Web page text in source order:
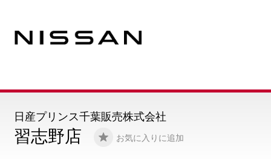
習志野店 お気に入りに追加
日産プリンス千葉販売株式会社